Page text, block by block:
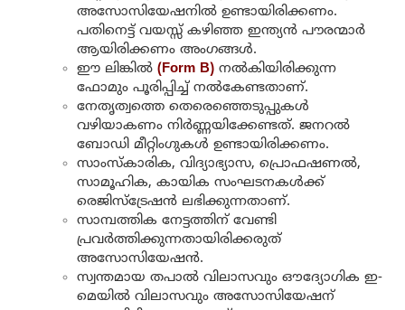
അസോസിയേഷനിൽ ഉണ്ടായിരിക്കണം.
പതിനെട്ട് വയസ്സ് കഴിഞ്ഞ ഇന്ത്യൻ പൗരന്മാർ
ആയിരിക്കണം അംഗങ്ങൾ.
ഈ ലിങ്കിൽ (Form B) നൽകിയിരിക്കുന്ന
ഫോമും പൂരിപ്പിച്ച് നൽകേണ്ടതാണ്.
നേതൃത്വത്തെ തെരെഞ്ഞെടുപ്പുകൾ
വഴിയാകണം നിർണ്ണയിക്കേണ്ടത്. ജനറൽ
ബോഡി മീറ്റിംഗുകൾ ഉണ്ടായിരിക്കണം.
സാംസ്കാരിക, വിദ്യാഭ്യാസ, പ്രൊഫഷണൽ,
സാമൂഹിക, കായിക സംഘടനകൾക്ക്
രെജിസ്ട്രേഷൻ ലഭിക്കുന്നതാണ്.
സാമ്പത്തിക നേട്ടത്തിന് വേണ്ടി
പ്രവർത്തിക്കുന്നതായിരിക്കരുത്
അസോസിയേഷൻ.
സ്വന്തമായ തപാൽ വിലാസവും ഔദ്യോഗിക ഇ-
മെയിൽ വിലാസവും അസോസിയേഷന്